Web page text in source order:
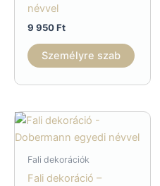
névvel
9 950Ft
Személyre szab
Fali dekorációk
Fali dekoráció –